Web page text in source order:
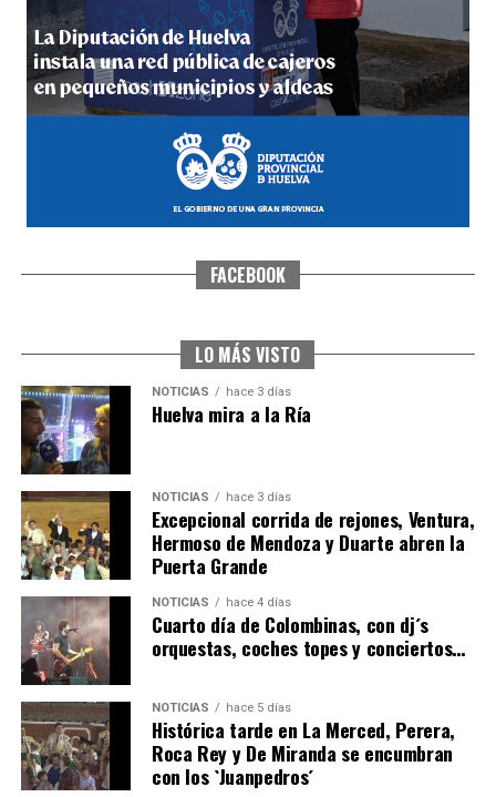
4º DÍA DE LAS FIESTAS COLOMBINAS 2026
hace 4 días·Huelvatv
SEXTA CORRIDA DE LAS FIESTAS COLOMBINAS
6º DÍA DE LAS FIESTAS COLOMBINAS 2026
hace 2 días Huelvatv
FACEBOOK
LO MÁS VISTO
NOTICIAS hace 3 días
Huelva mira a la Ría
NOTICIAS hace 3 días
Excepcional corrida de rejones, Ventura,
Hermoso de Mendoza y Duarte abren la
Puerta Grande
NOTICIAS hace 4 días
Cuarto día de Colombinas, con dj´s
orquestas, coches topes y conciertos…
NOTICIAS hace 5 días
Histórica tarde en La Merced, Perera,
Roca Rey y De Miranda se encumbran
con los `Juanpedros´